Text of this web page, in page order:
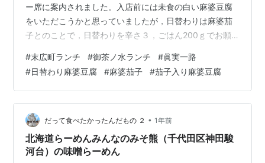
ー席に案内されました。入店前には未食の白い麻婆豆腐
をいただこうかと思っていましたが，日替わりは麻婆茄
子とのことで，日替わりを辛さ３，ごはん200ｇでお願
りです。豆腐入ってますので，これは麻婆茄子ではな
く，茄子入り麻婆豆腐ではないかと。いただいてみて
も，素揚げした茄子が麻婆豆腐に入っているだけで，麻
婆茄子独特の茄子のとろり感がありません。こちらの麻
婆豆腐はとろみ少なめのシャバシャバ系ですので考えあ
ってのことかもしれませんが，一般的に言う麻婆茄子と
は…
#末広町ランチ #御茶ノ水ランチ #眞実一路
#日替わり麻婆豆腐 #麻婆茄子 #茄子入り麻婆豆腐
だって食べたかったんだもの ２ • 1年前
北海道らーめんみんなのみそ熊（千代田区神田駿
河台）の味噌らーめん